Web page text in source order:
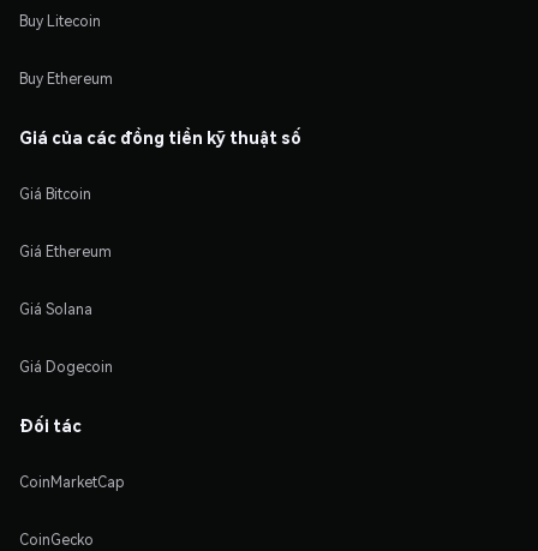
Buy Litecoin
Buy Ethereum
Giá của các đồng tiền kỹ thuật số
Giá Bitcoin
Giá Ethereum
Giá Solana
Giá Dogecoin
Đối tác
CoinMarketCap
CoinGecko